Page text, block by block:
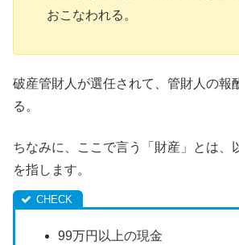
おこなわれる。
破産管財人が選任されて、管財人の報
る。
ちなみに、ここで言う「財産」とは、
を指します。
99万円以上の現金